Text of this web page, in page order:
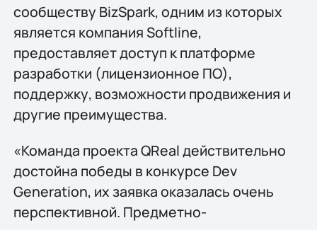
сообществу BizSpark, одним из которых
является компания Softline,
предоставляет доступ к платформе
разработки (лицензионное ПО),
поддержку, возможности продвижения и
другие преимущества.
«Команда проекта QReal действительно
достойна победы в конкурсе Dev
Generation, их заявка оказалась очень
перспективной. Предметно-